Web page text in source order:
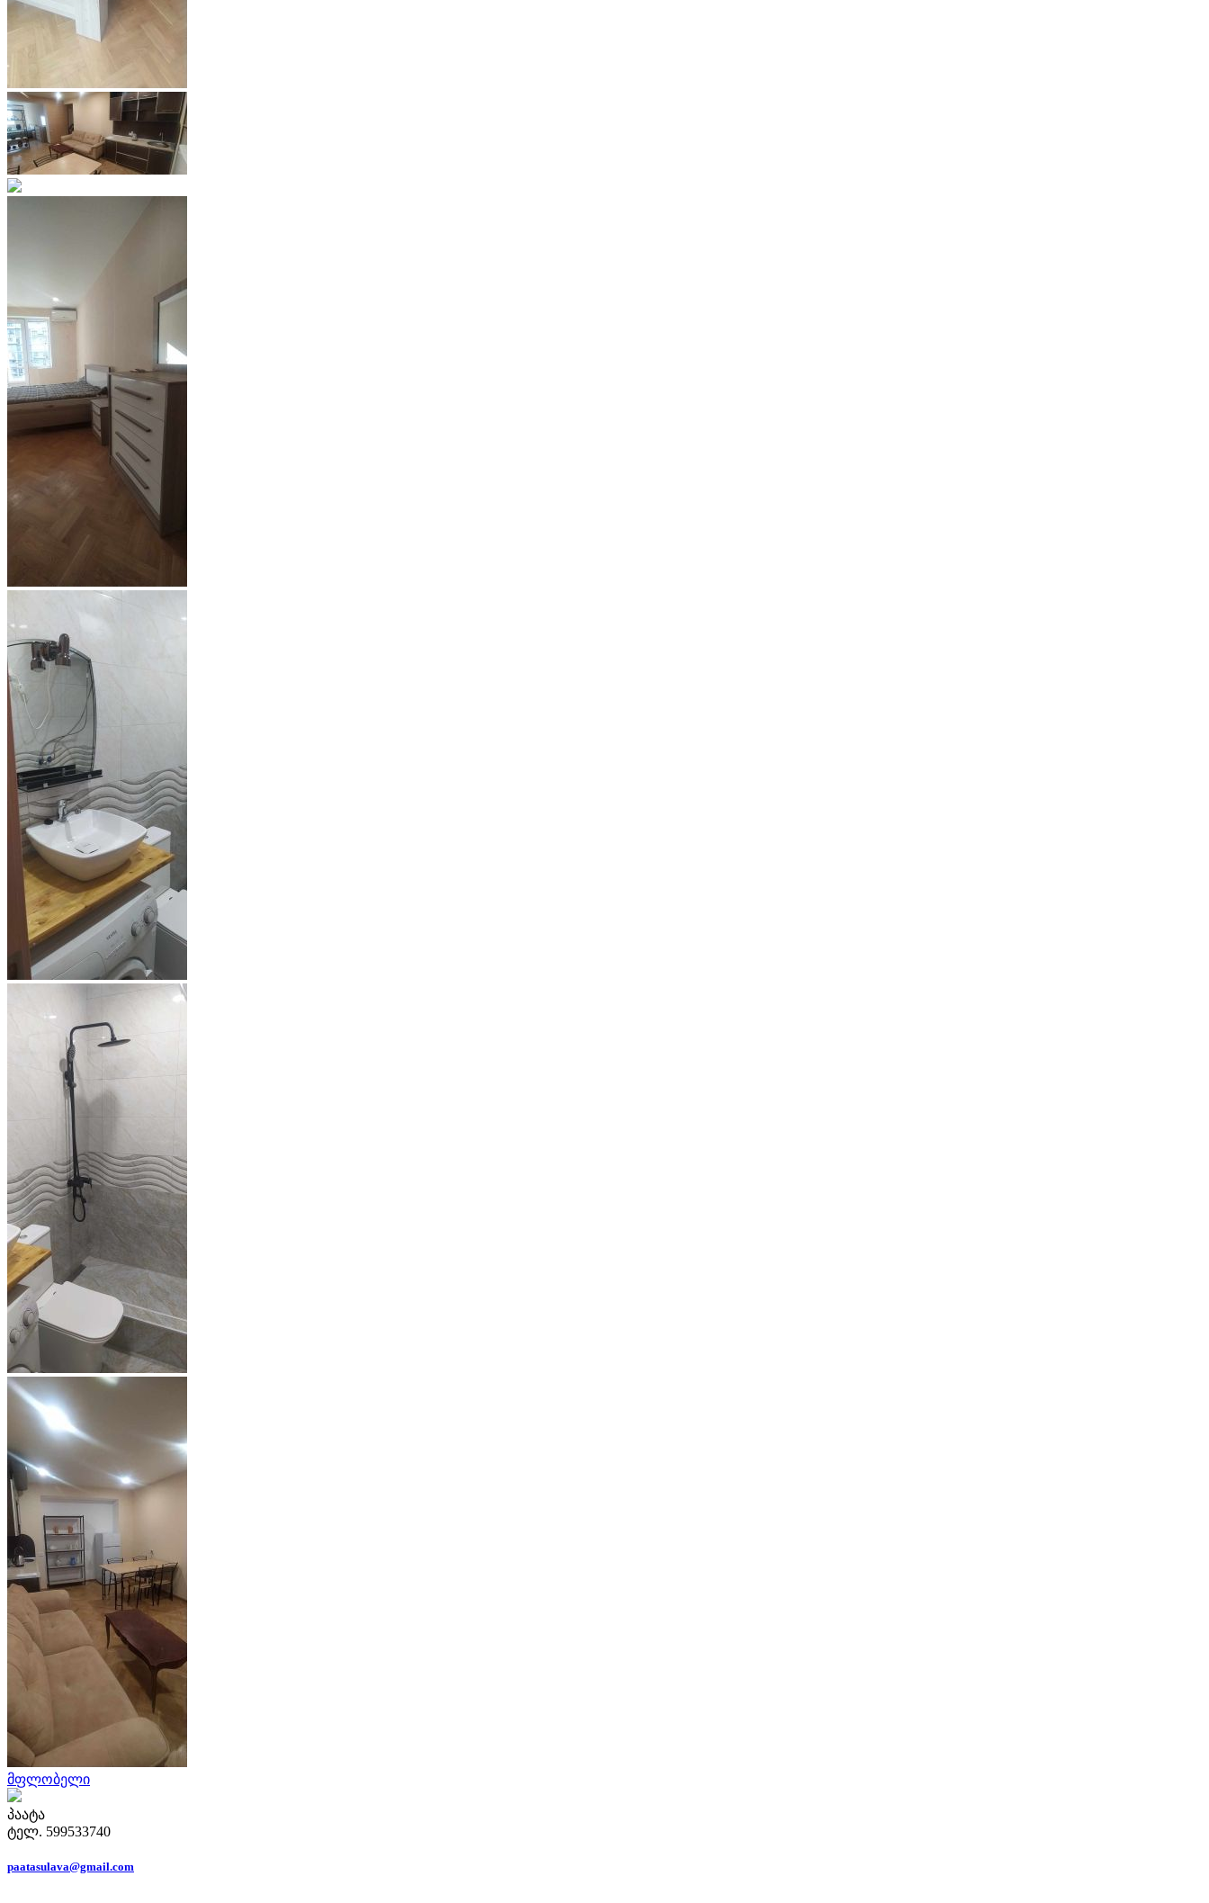
მფლობელი
პაატა
ტელ. 599533740
paatasulava@gmail.com